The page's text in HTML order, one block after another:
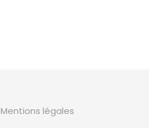
Mentions légales